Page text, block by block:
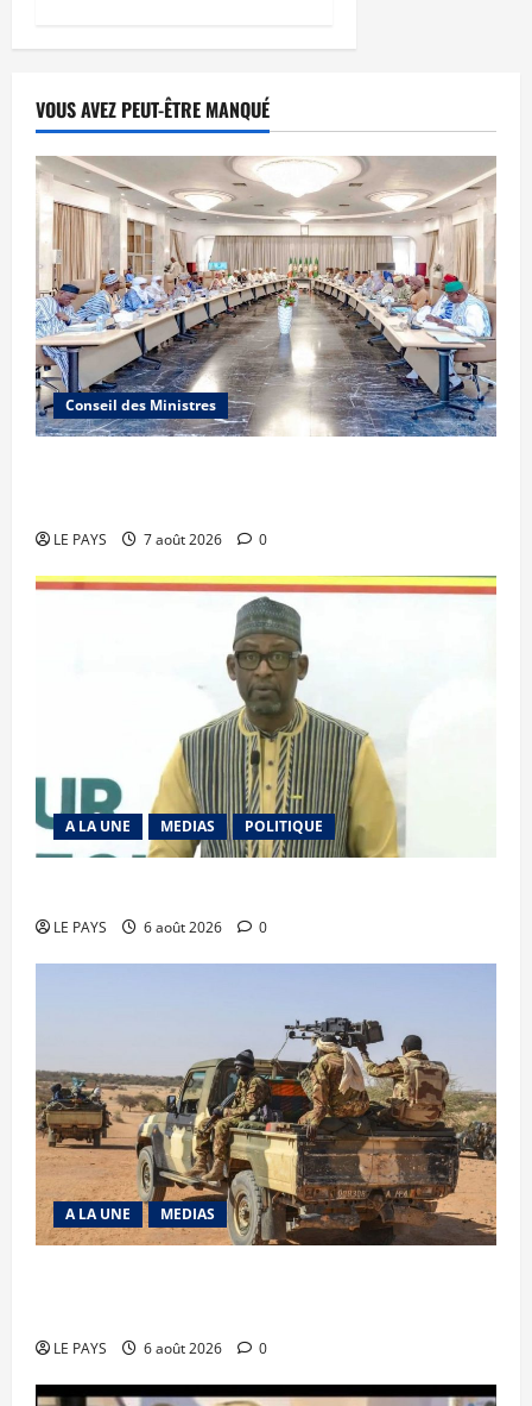
VOUS AVEZ PEUT-ÊTRE MANQUÉ
Conseil des Ministres
LE PAYS 7 août 2026 0
A LA UNE MEDIAS POLITIQUE
LE PAYS 6 août 2026 0
A LA UNE MEDIAS
LE PAYS 6 août 2026 0